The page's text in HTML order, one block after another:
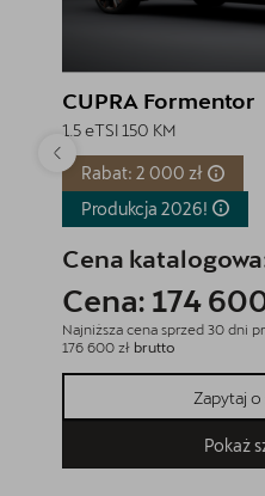
CUPRA Formentor
1.5 eTSI 150 KM
Rabat: 2 000 zł
Produkcja 2026!
Cena
Cena: 174
Najniższa cena sprzed 30 dni
176 600 zł brutto
Zapytaj
Pokaż